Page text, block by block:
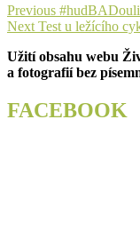
Navigace
pro
příspěvek
Previous Previous
post:
Next Next
Test u ležícího
Užití obsahu webu
a fotografií bez
FACEBOOK